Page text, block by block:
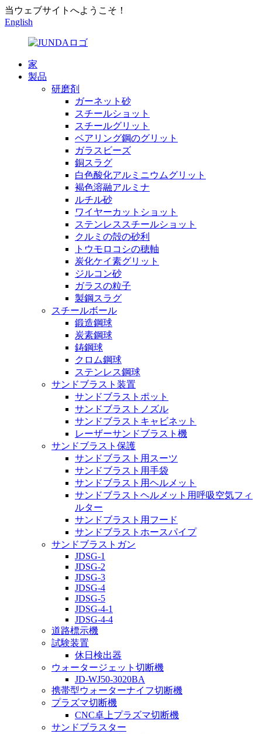
当ウェブサイトへようこそ！
English
家
製品
研磨剤
ガーネット砂
スチールショット
スチールグリット
ベアリング鋼のグリット
ガラスビーズ
銅スラグ
白色酸化アルミニウムグリット
褐色溶融アルミナ
ルチル砂
ワイヤーカットショット
ステンレススチールショット
クルミの殻の砂利
トウモロコシの穂軸
炭化ケイ素グリット
ジルコン砂
ガラスの粒子
製鋼スラグ
スチールボール
鍛造鋼球
炭素鋼球
鋳鋼球
クロム鋼球
ステンレス鋼球
サンドブラスト装置
サンドブラストポット
サンドブラストノズル
サンドブラストキャビネット
レーザーサンドブラスト機
サンドブラスト保護
サンドブラスト用スーツ
サンドブラスト用手袋
サンドブラスト用ヘルメット
サンドブラストヘルメット用呼吸空気フィ
ルター
サンドブラスト用フード
サンドブラストホースパイプ
サンドブラストガン
JDSG-1
JDSG-2
JDSG-3
JDSG-4
JDSG-5
JDSG-4-1
JDSG-4-4
道路標示機
試験装置
休日検出器
ウォータージェット切断機
JD-WJ50-3020BA
携帯型ウォーターナイフ切断機
プラズマ切断機
CNC卓上プラズマ切断機
サンドブラスター